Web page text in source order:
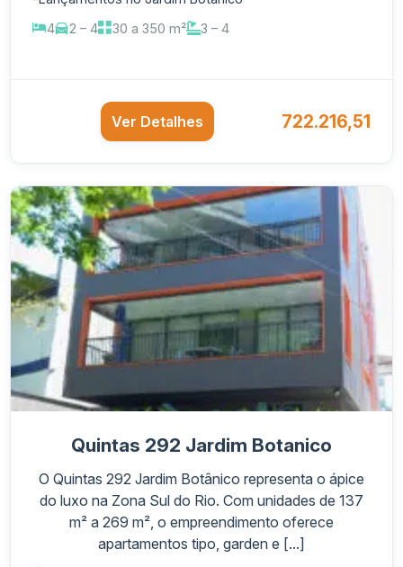
4
2 – 4 30 a 350 m² 3 – 4
Ver Detalhes 722.216,51
Quintas 292 Jardim Botanico
O Quintas 292 Jardim Botânico representa o ápice
do luxo na Zona Sul do Rio. Com unidades de 137
m² a 269 m², o empreendimento oferece
apartamentos tipo, garden e [...]